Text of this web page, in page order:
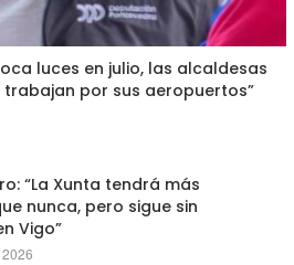
luces en julio, las alcaldesas
trabajan por sus aeropuertos”
“La Xunta tendrá más
nunca, pero sigue sin
Vigo”